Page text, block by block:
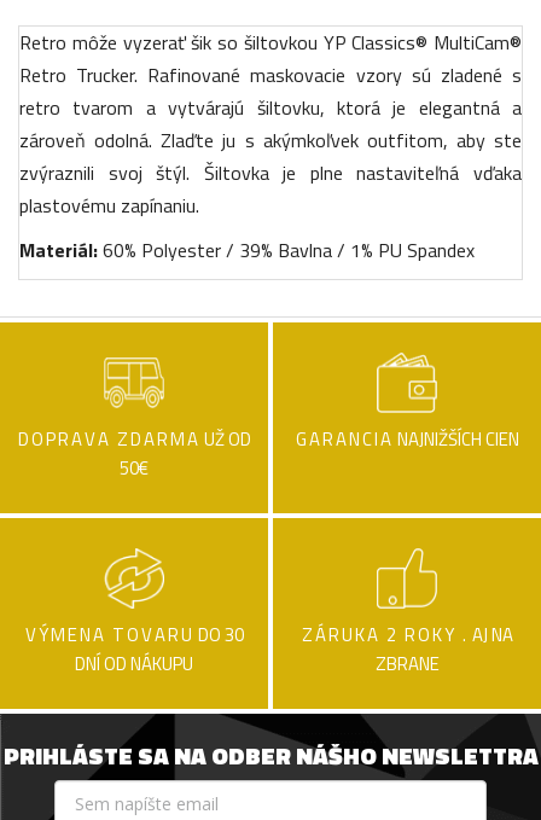
Retro môže vyzerať šik so šiltovkou YP Classics® MultiCam®
Retro Trucker. Rafinované maskovacie vzory sú zladené s
retro tvarom a vytvárajú šiltovku, ktorá je elegantná a
zároveň odolná. Zlaďte ju s akýmkoľvek outfitom, aby ste
zvýraznili svoj štýl. Šiltovka je plne nastaviteľná vďaka
plastovému zapínaniu.
Materiál:60% Polyester / 39% Bavlna / 1% PU Spandex
DOPRAVA ZDARMA UŽ OD
50€
GARANCIA NAJNIŽŠÍCH CIEN
VÝMENA TOVARU DO 30
DNÍ OD NÁKUPU
ZÁRUKA 2 ROKY . AJ NA
ZBRANE
PRIHLÁSTE SA NA ODBER NÁŠHO NEWSLETTRA